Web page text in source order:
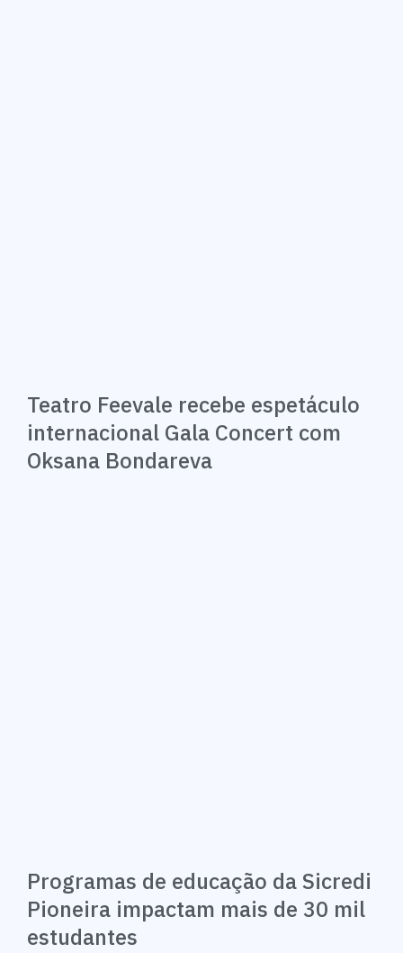
Teatro Feevale recebe espetáculo
internacional Gala Concert com
Oksana Bondareva
Programas de educação da Sicredi
Pioneira impactam mais de 30 mil
estudantes